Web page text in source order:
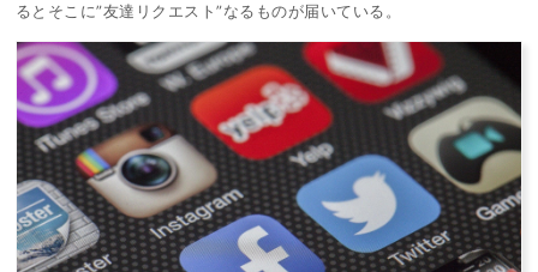
るとそこに”友達リクエスト”なるものが届いている。